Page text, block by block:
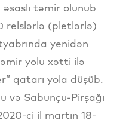
təmir olunub
relslərlə (pletlərlə)
yenidən
yolu xətti ilə
qatarı yola düşüb.
və Sabunçu-Pirşağı
ci il martın 18-